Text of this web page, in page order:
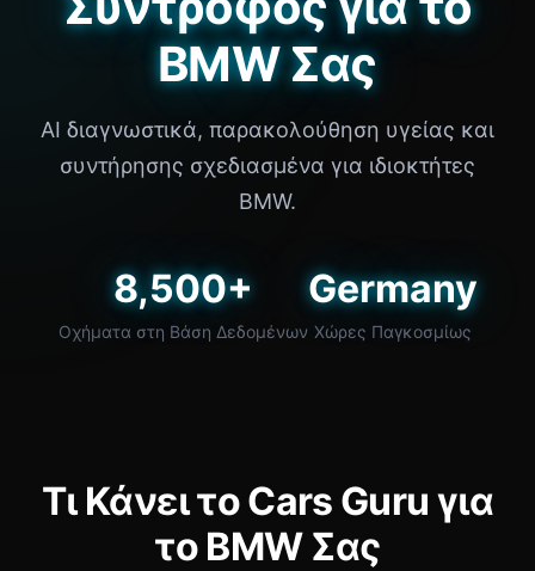
BMW Σας
AI διαγνωστικά, παρακολούθηση υγείας και
συντήρησης σχεδιασμένα για ιδιοκτήτες
BMW.
8,500+
Οχήματα στη Βάση Δεδομένων
Germany
Χώρες Παγκοσμίως
Τι Κάνει το Cars Guru για
το BMW Σας